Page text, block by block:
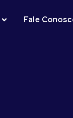
Fale